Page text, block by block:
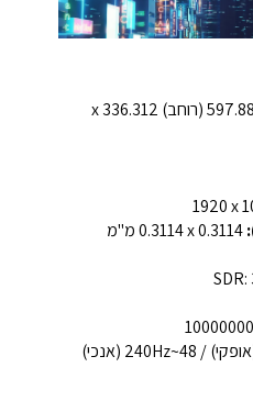
‎597.888 (רוחב) x ‎336.312